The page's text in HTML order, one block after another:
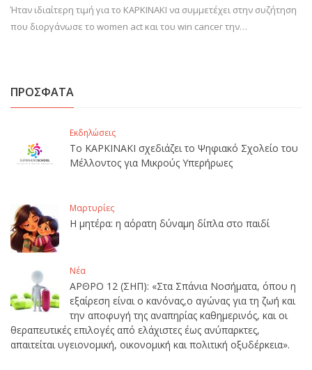
Ήταν ιδιαίτερη τιμή για το ΚΑΡΚΙΝΑΚΙ να συμμετέχει στην συζήτηση
που διοργάνωσε το women act και του win cancer την…
ΠΡΟΣΦΑΤΑ
Εκδηλώσεις
Το ΚΑΡΚΙΝΑΚΙ σχεδιάζει το Ψηφιακό Σχολείο του
Μέλλοντος για Μικρούς Υπερήρωες
Μαρτυρίες
Η μητέρα: η αόρατη δύναμη δίπλα στο παιδί
Νέα
ΑΡΘΡΟ 12 (ΣΗΠ): «Στα Σπάνια Νοσήματα, όπου η
εξαίρεση είναι ο κανόνας,ο αγώνας για τη ζωή και
την αποφυγή της αναπηρίας καθημερινός, και οι
θεραπευτικές επιλογές από ελάχιστες έως ανύπαρκτες,
απαιτείται υγειονομική, οικονομική και πολιτική οξυδέρκεια».